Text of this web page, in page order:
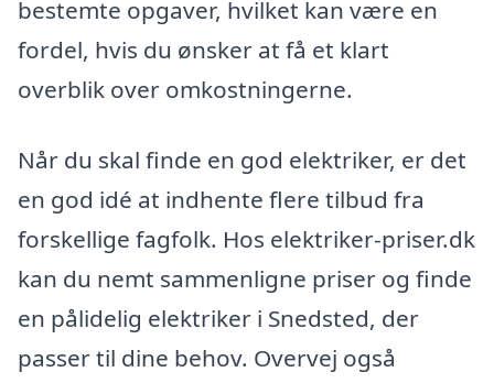
bestemte opgaver, hvilket kan være en
fordel, hvis du ønsker at få et klart
overblik over omkostningerne.
Når du skal finde en god elektriker, er det
en god idé at indhente flere tilbud fra
forskellige fagfolk. Hos elektriker-priser.dk
kan du nemt sammenligne priser og finde
en pålidelig elektriker i Snedsted, der
passer til dine behov. Overvej også